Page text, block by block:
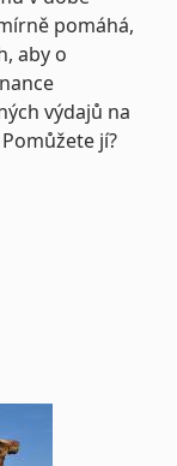
pomáhá,
aby o
výdajů na
jí?